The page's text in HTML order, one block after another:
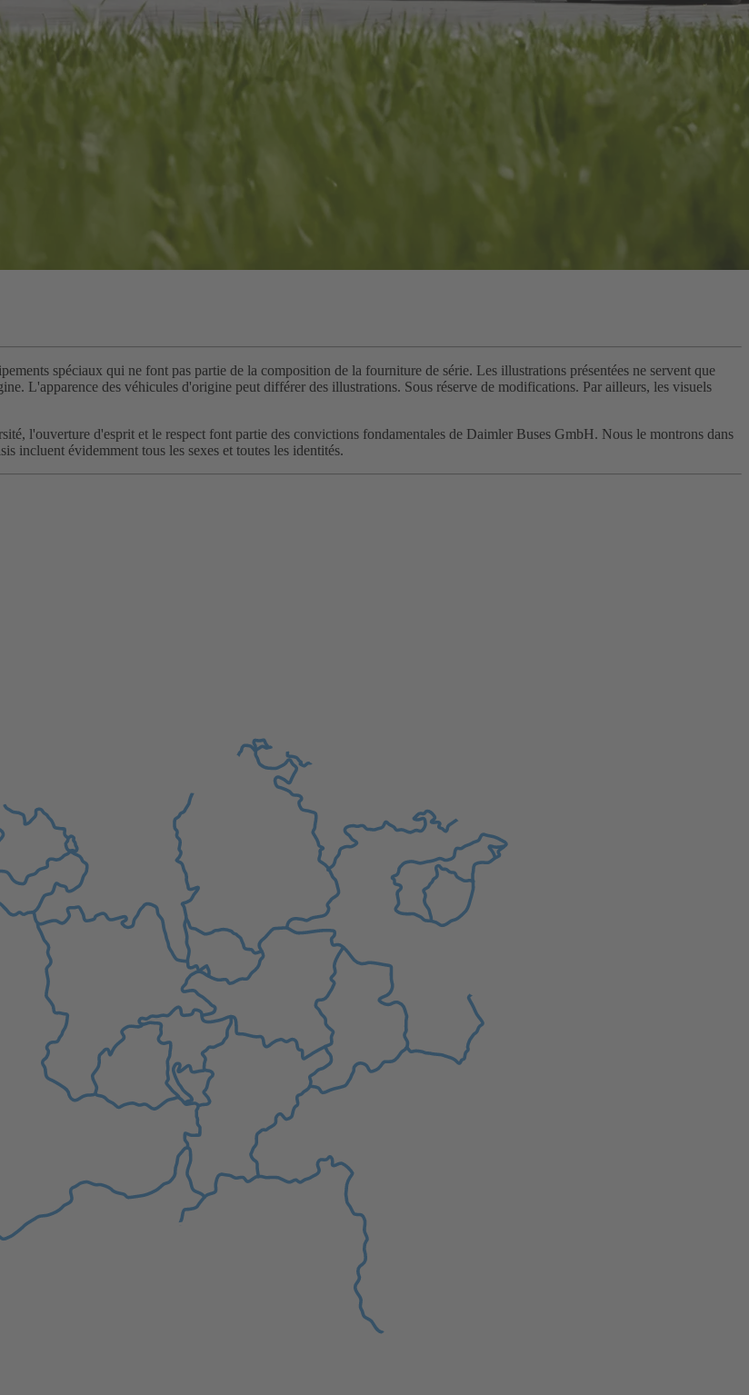
spéciaux qui ne font pas partie de la composition de la fourniture de série. Les illustrations présentées ne servent que
L'apparence des véhicules d'origine peut différer des illustrations. Sous réserve de modifications. Par ailleurs, les visuels
l'ouverture d'esprit et le respect font partie des convictions fondamentales de Daimler Buses GmbH. Nous le montrons dans
incluent évidemment tous les sexes et toutes les identités.